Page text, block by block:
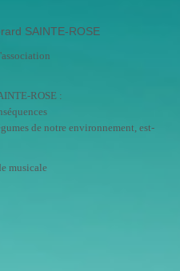
SAINTE-ROSE
ROSE :
de notre environnement, est-
musicale